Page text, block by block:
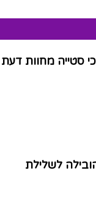
סטייה מחוות דעת
לשלילת